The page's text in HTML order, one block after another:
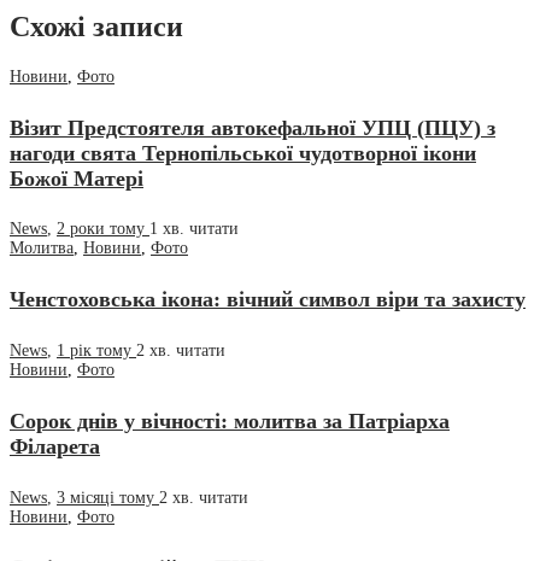
Схожі записи
Новини Фото
Візит Предстоятеля автокефальної УПЦ (ПЦУ) з
нагоди свята Тернопільської чудотворної ікони
Божої Матері
News, 2 роки тому 1 хв. читати
Молитва, Новини, Фото
Ченстоховська ікона: вічний символ віри та захисту
News, 1 рік тому 2 хв. читати
Новини, Фото
Сорок днів у вічності: молитва за Патріарха
Філарета
News, 3 місяці тому 2 хв. читати
Новини, Фото